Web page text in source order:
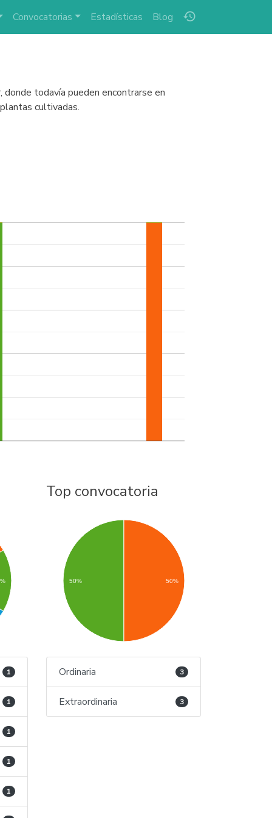
history
Convocatorias Estadísticas Blog
todavía pueden encontrarse en
cultivadas.
1
1
1
1
1
Top convocatoria
50% 50%
Ordinaria 3
Extraordinaria 3